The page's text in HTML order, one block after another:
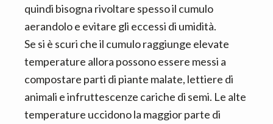
quindi bisogna rivoltare spesso il cumulo
aerandolo e evitare gli eccessi di umidità.
Se si è scuri che il cumulo raggiunge elevate
temperature allora possono essere messi a
compostare parti di piante malate, lettiere di
animali e infruttescenze cariche di semi. Le alte
temperature uccidono la maggior parte di